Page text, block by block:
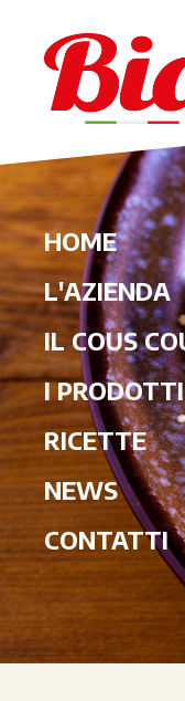
HOME
L'AZIENDA
IL COUS
I PRODOTTI
RICETTE
NEWS
CONTATTI